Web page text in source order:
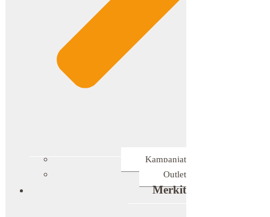
Kampanjat
Outlet
Merkit